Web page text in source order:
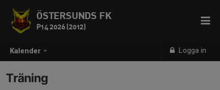
Kalender Logga in
ÖSTERSUNDS FK
P14 2026 (2012)
Träning